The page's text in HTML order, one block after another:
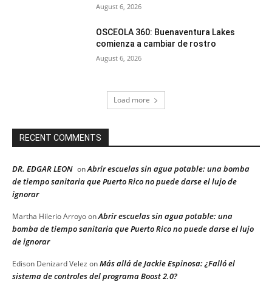
August 6, 2026
OSCEOLA 360: Buenaventura Lakes
comienza a cambiar de rostro
August 6, 2026
Load more
RECENT COMMENTS
DR. EDGAR LEON onAbrir escuelas sin agua potable: una bomba
de tiempo sanitaria que Puerto Rico no puede darse el lujo de
ignorar
Martha Hilerio ArroyoonAbrir escuelas sin agua potable: una
bomba de tiempo sanitaria que Puerto Rico no puede darse el lujo
de ignorar
Edison Denizard Velez onMás allá de Jackie Espinosa: ¿Falló el
sistema de controles del programa Boost 2.0?